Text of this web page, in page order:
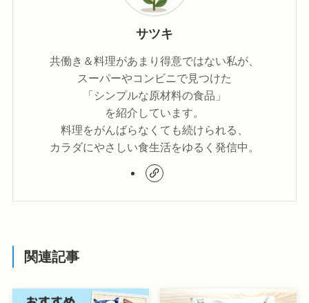
サツキ
共働き＆料理があまり得意ではない私が、
スーパーやコンビニで見つけた
「シンプルな原材料の食品」
を紹介しています。
料理をがんばらなくても続けられる、
カラダにやさしい食生活をゆるく発信中。
関連記事